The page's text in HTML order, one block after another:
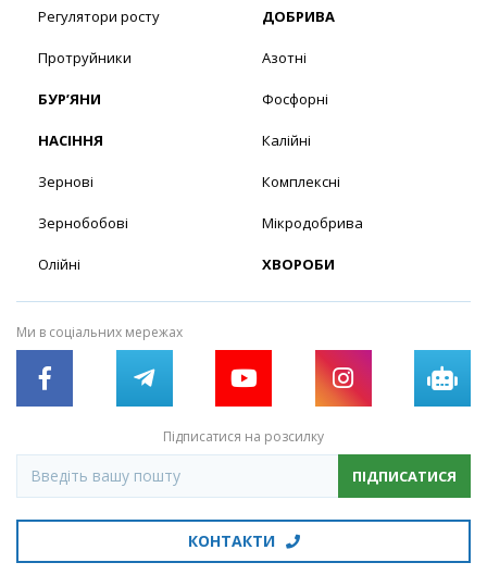
Регулятори росту
Протруйники
БУР’ЯНИ
НАСІННЯ
Зернові
Зернобобові
Олійні
ДОБРИВА
Азотні
Фосфорні
Калійні
Комплексні
Мікродобрива
ХВОРОБИ
Ми в соціальних мережах
Підписатися на розсилку
ПІДПИСАТИСЯ
КОНТАКТИ